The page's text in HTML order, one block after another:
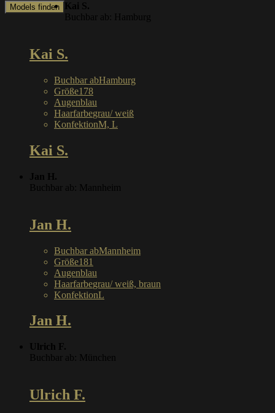
Models finden
Kai S.
Buchbar ab: Hamburg
Kai S.
Buchbar abHamburg
Größe178
Augenblau
Haarfarbegrau/ weiß
KonfektionM, L
Kai S.
Jan H.
Buchbar ab: Mannheim
Jan H.
Buchbar abMannheim
Größe181
Augenblau
Haarfarbegrau/ weiß, braun
KonfektionL
Jan H.
Ulrich F.
Buchbar ab: München
Ulrich F.